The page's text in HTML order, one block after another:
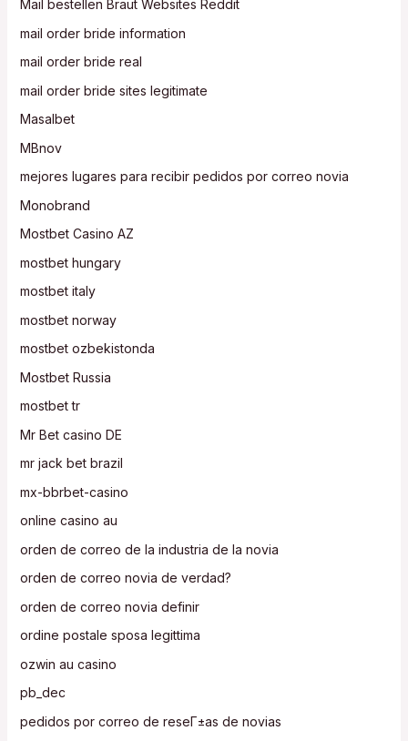
Mail bestellen Braut Websites Reddit
mail order bride information
mail order bride real
mail order bride sites legitimate
Masalbet
MBnov
mejores lugares para recibir pedidos por correo novia
Monobrand
Mostbet Casino AZ
mostbet hungary
mostbet italy
mostbet norway
mostbet ozbekistonda
Mostbet Russia
mostbet tr
Mr Bet casino DE
mr jack bet brazil
mx-bbrbet-casino
online casino au
orden de correo de la industria de la novia
orden de correo novia de verdad?
orden de correo novia definir
ordine postale sposa legittima
ozwin au casino
pb_dec
pedidos por correo de reseГ±as de novias